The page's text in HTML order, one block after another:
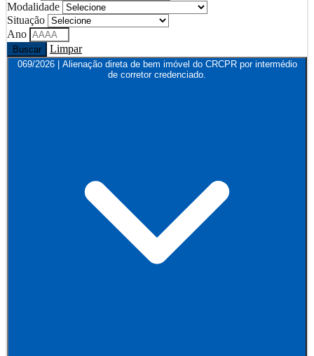
Modalidade
Situação
Ano
Buscar Limpar
069/2026 | Alienação direta de bem imóvel do CRCPR por intermédio
de corretor credenciado.